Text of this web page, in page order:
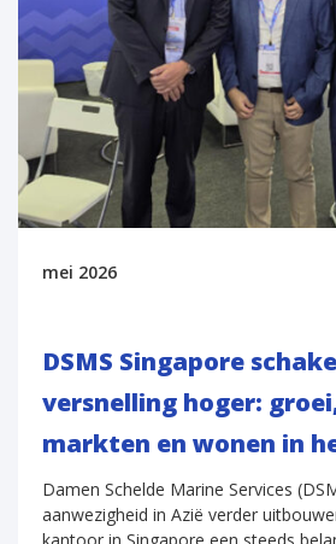
mei 2026
DSMS Singapore
versnelling hoger:
markten en wonen in
Damen Schelde Marine Services
aanwezigheid in Azië verder
kantoor in Singapore een steeds